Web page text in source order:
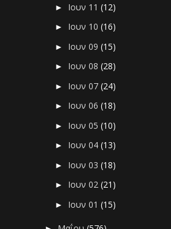
► Ιουν 11(12)
► Ιουν 10(16)
► Ιουν 09(15)
► Ιουν 08(28)
► Ιουν 07(24)
► Ιουν 06(18)
► Ιουν 05(10)
► Ιουν 04(13)
► Ιουν 03(18)
► Ιουν 02(21)
► Ιουν 01(15)